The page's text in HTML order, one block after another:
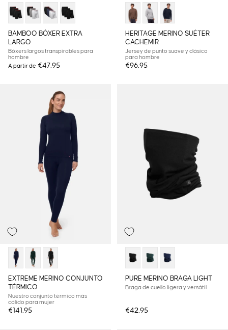
BAMBOO BÓXER EXTRA
LARGO
Bóxers largos transpirables para
hombre
A partir de €47,95
HERITAGE MERINO SUÉTER
CACHEMIR
Jersey de punto suave y clásico
para hombre
€96,95
EXTREME MERINO CONJUNTO
TÉRMICO
Nuestro conjunto térmico más
cálido para mujer
€141,95
PURE MERINO BRAGA LIGHT
Braga de cuello ligera y versátil
€42,95